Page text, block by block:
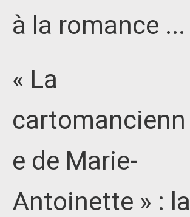
à la romance ...
« La
cartomancienn
e de Marie-
Antoinette » : la